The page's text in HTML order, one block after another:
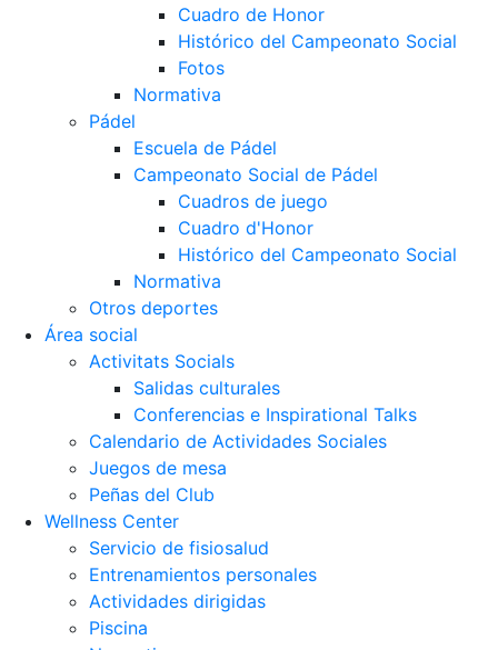
Cuadro de Honor
Histórico del Campeonato Social
Fotos
Normativa
Pádel
Escuela de Pádel
Campeonato Social de Pádel
Cuadros de juego
Cuadro d'Honor
Histórico del Campeonato Social
Normativa
Otros deportes
Área social
Activitats Socials
Salidas culturales
Conferencias e Inspirational Talks
Calendario de Actividades Sociales
Juegos de mesa
Peñas del Club
Wellness Center
Servicio de fisiosalud
Entrenamientos personales
Actividades dirigidas
Piscina